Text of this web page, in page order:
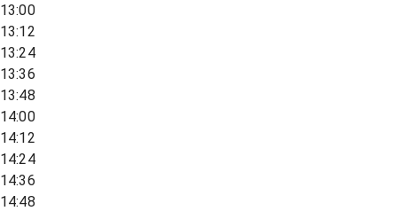
13:00
13:12
13:24
13:36
13:48
14:00
14:12
14:24
14:36
14:48